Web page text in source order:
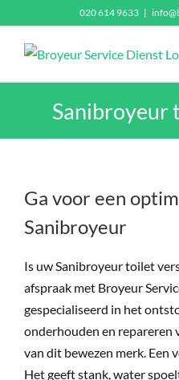
naar
inhoud
020 614 9633 |
Sanibroyeur
Ga voor een
Sanibroyeur
Is uw Sanibroyeur toilet
afspraak met Broyeur
gespecialiseerd in het
onderhouden en repareren
van dit bewezen merk. Een
Het geeft stank, water